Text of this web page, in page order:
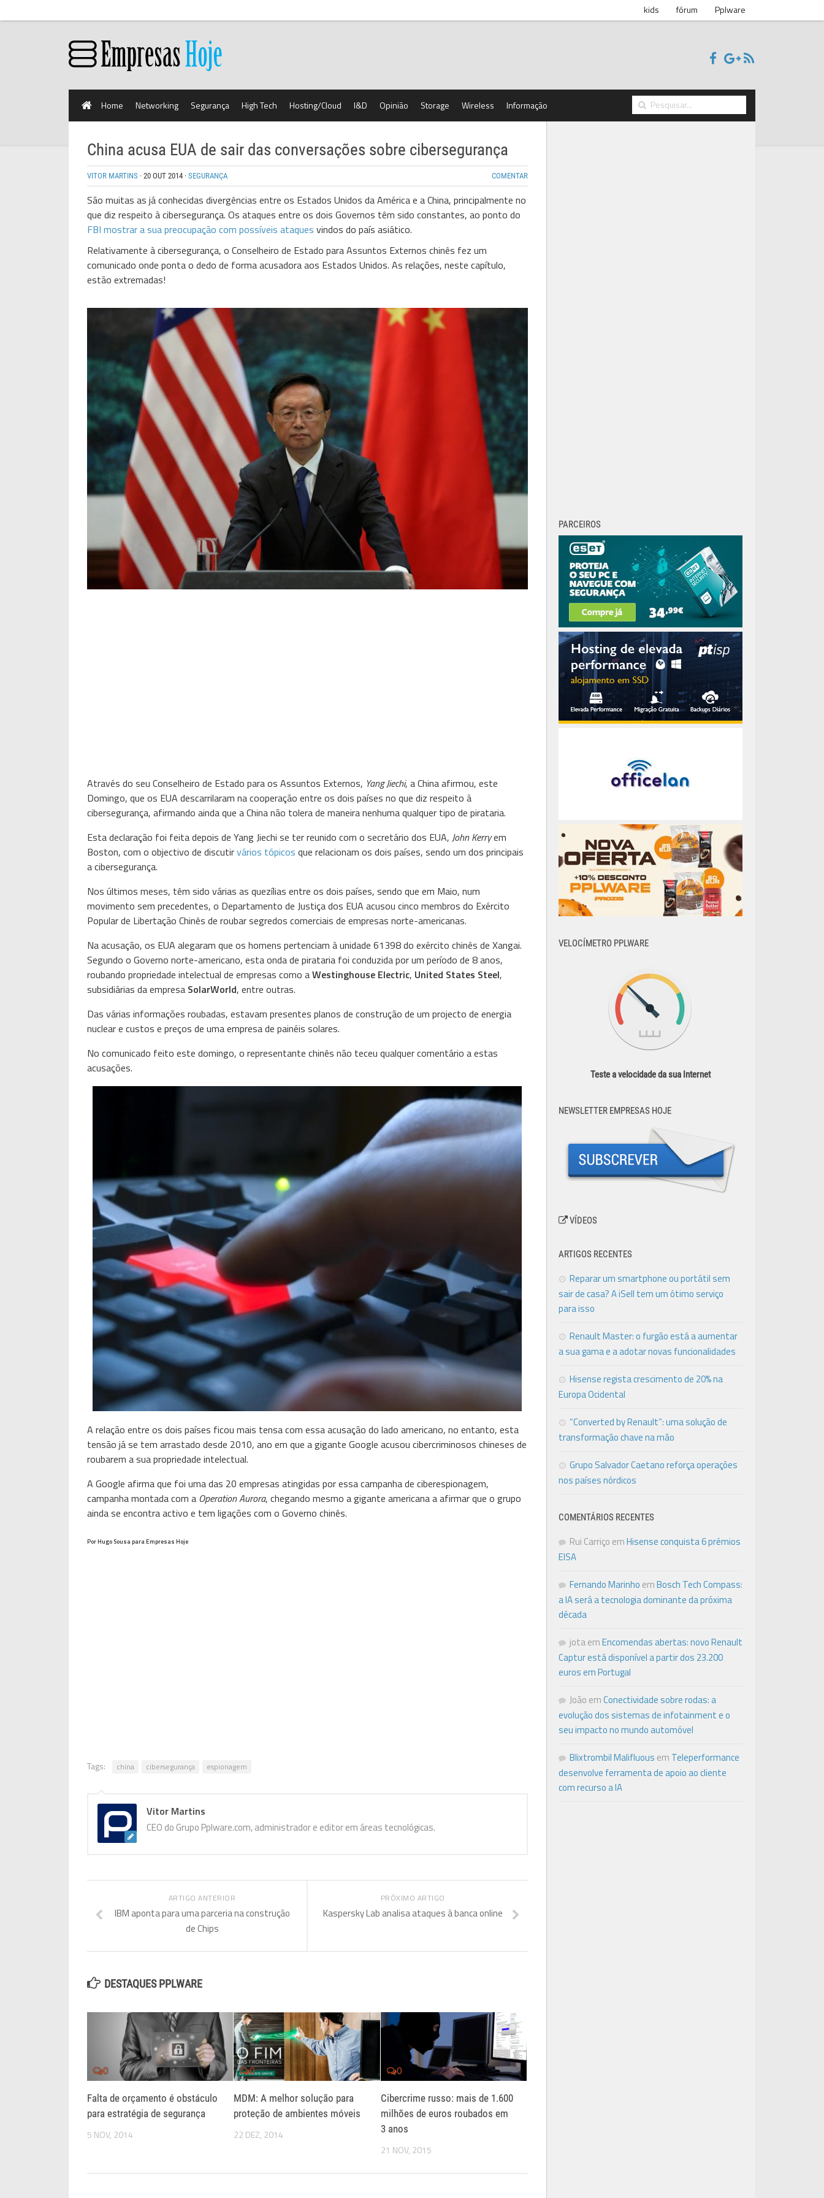
kids fórum Pplware
Home Networking Segurança High Tech Hosting/Cloud I&D Opinião Storage Wireless Informação
China acusa EUA de sair das conversações sobre cibersegurança
VITOR MARTINS · 20 OUT 2014 · SEGURANÇA COMENTAR
São muitas as já conhecidas divergências entre os Estados Unidos da América e a China, principalmente no
que diz respeito à cibersegurança. Os ataques entre os dois Governos têm sido constantes, ao ponto do
FBI mostrar a sua preocupação com possíveis ataques vindos do país asiático.
Relativamente à cibersegurança, o Conselheiro de Estado para Assuntos Externos chinês fez um
comunicado onde ponta o dedo de forma acusadora aos Estados Unidos. As relações, neste capítulo,
estão extremadas!
Através do seu Conselheiro de Estado para os Assuntos Externos, Yang Jiechi, a China afirmou, este
Domingo, que os EUA descarrilaram na cooperação entre os dois países no que diz respeito à
cibersegurança, afirmando ainda que a China não tolera de maneira nenhuma qualquer tipo de pirataria.
Esta declaração foi feita depois de Yang Jiechi se ter reunido com o secretário dos EUA, John Kerryem
Boston, com o objectivo de discutirvários tópicos que relacionam os dois países, sendo um dos principais
a cibersegurança.
Nos últimos meses, têm sido várias as quezílias entre os dois países, sendo que em Maio, num
movimento sem precedentes, o Departamento de Justiça dos EUA acusou cinco membros do Exército
Popular de Libertação Chinês de roubar segredos comerciais de empresas norte-americanas.
Na acusação, os EUA alegaram que os homens pertenciam à unidade 61398 do exército chinês de Xangai.
Segundo o Governo norte-americano, esta onda de pirataria foi conduzida por um período de 8 anos,
roubando propriedade intelectual de empresas como aWestinghouse Electric, United States Steel,
subsidiárias da empresa SolarWorld, entre outras.
Das várias informações roubadas, estavam presentes planos de construção de um projecto de energia
nuclear e custos e preços de uma empresa de painéis solares.
No comunicado feito este domingo, o representante chinês não teceu qualquer comentário a estas
acusações.
A relação entre os dois países ficou mais tensa com essa acusação do lado americano, no entanto, esta
tensão já se tem arrastado desde 2010, ano em que a gigante Google acusou cibercriminosos chineses de
roubarem a sua propriedade intelectual.
A Google afirma que foi uma das 20 empresas atingidas por essa campanha de ciberespionagem,
campanha montada com a Operation Aurora, chegando mesmo a gigante americana a afirmar que o grupo
ainda se encontra activo e tem ligações com o Governo chinês.
Por Hugo Sousa para Empresas Hoje
Tags: china cibersegurança espionagem
Vitor Martins
CEO do Grupo Pplware.com, administrador e editor em áreas tecnológicas.
PRÓXIMO ARTIGO
Kaspersky Lab analisa ataques à banca online
ARTIGO ANTERIOR
IBM aponta para uma parceria na construção
de Chips
DESTAQUES PPLWARE
0
Falta de orçamento é obstáculo
para estratégia de segurança
5 NOV, 2014
0
MDM: A melhor solução para
proteção de ambientes móveis
22 DEZ, 2014
0
Cibercrime russo: mais de 1.600
milhões de euros roubados em
3 anos
21 NOV, 2015
PARCEIROS
VELOCÍMETRO PPLWARE
Teste a velocidade da sua Internet
NEWSLETTER EMPRESAS HOJE
VÍDEOS
ARTIGOS RECENTES
Reparar um smartphone ou portátil sem
sair de casa? A iSell tem um ótimo serviço
para isso
Renault Master: o furgão está a aumentar
a sua gama e a adotar novas funcionalidades
Hisense regista crescimento de 20% na
Europa Ocidental
“Converted by Renault”: uma solução de
transformação chave na mão
Grupo Salvador Caetano reforça operações
nos países nórdicos
COMENTÁRIOS RECENTES
Rui Carriço emHisense conquista 6 prémios
EISA
Fernando Marinho emBosch Tech Compass:
a IA será a tecnologia dominante da próxima
década
jotaemEncomendas abertas: novo Renault
Captur está disponível a partir dos 23.200
euros em Portugal
João emConectividade sobre rodas: a
evolução dos sistemas de infotainment e o
seu impacto no mundo automóvel
Blixtrombil Malifluous em Teleperformance
desenvolve ferramenta de apoio ao cliente
com recurso a IA